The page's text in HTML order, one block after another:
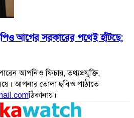
আগের সরকারের পথেই হাঁটছে:
আপনিও ফিচার, তথ্যপ্রযুক্তি,
আপনার তোলা ছবিও পাঠাতে
ঠিকানায়।